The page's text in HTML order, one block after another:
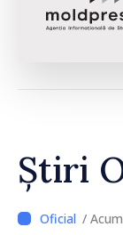
Știri
/